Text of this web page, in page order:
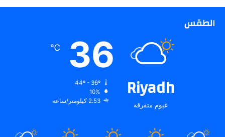
الطقس
Riyadh
غيوم متفرقة
36
℃
10%
2.53 كيلومتر/ساعة